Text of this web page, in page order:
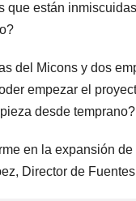
que están
del Micons y dos
empezar el
desde
en la expansión
Director de